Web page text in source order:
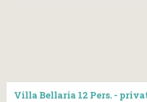
Villa Bellaria 12 Pers. -